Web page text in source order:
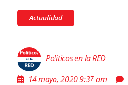
Actualidad
Políticos en la RED
14 mayo, 2020 9:37 am